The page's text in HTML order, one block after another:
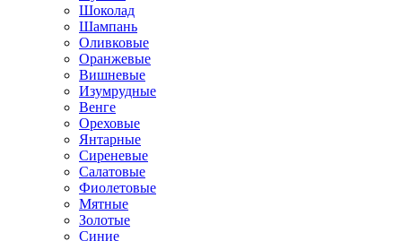
Шоколад
Шампань
Оливковые
Оранжевые
Вишневые
Изумрудные
Венге
Ореховые
Янтарные
Сиреневые
Салатовые
Фиолетовые
Мятные
Золотые
Синие